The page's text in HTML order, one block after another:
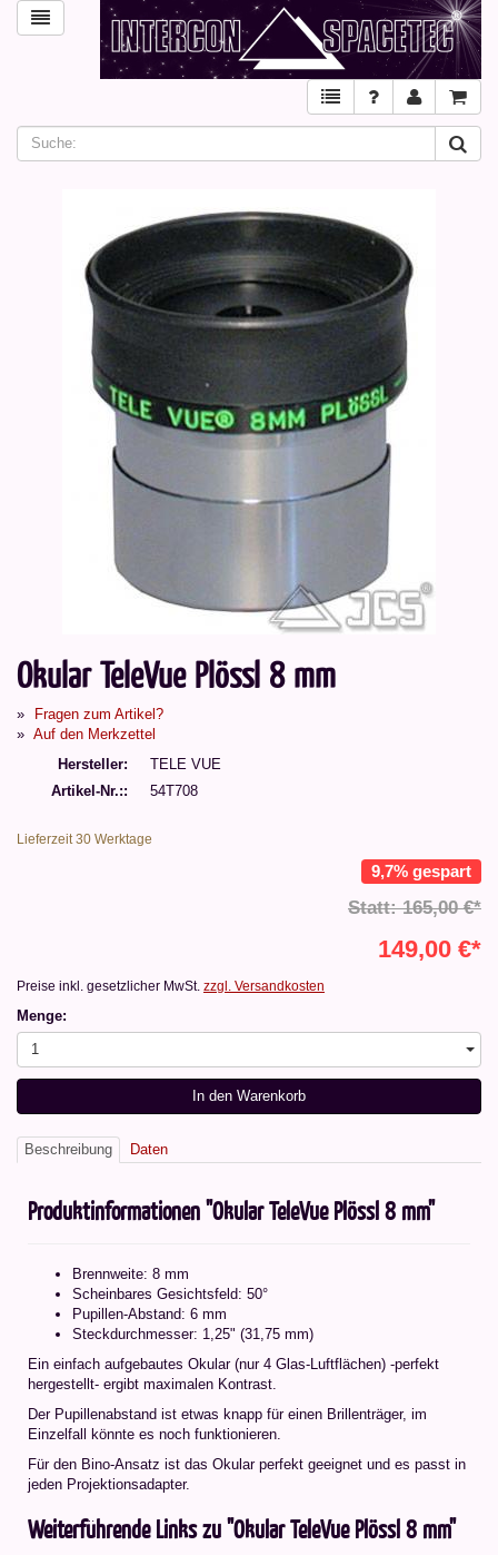
Okular TeleVue Plössl 8 mm
Fragen zum Artikel?
Auf den Merkzettel
Hersteller
TELE VUE
Artikel-Nr.:
54T708
Lieferzeit 30 Werktage
9,7% gespart
Statt: 165,00 €*
149,00 €*
Preise inkl. gesetzlicher MwSt. zzgl. Versandkosten
Menge:
1
In den Warenkorb
Beschreibung Daten
Produktinformationen "Okular TeleVue Plössl 8 mm"
Brennweite: 8 mm
Scheinbares Gesichtsfeld: 50°
Pupillen-Abstand: 6 mm
Steckdurchmesser: 1,25" (31,75 mm)
Ein einfach aufgebautes Okular (nur 4 Glas-Luftflächen) -perfekt
hergestellt- ergibt maximalen Kontrast.
Der Pupillenabstand ist etwas knapp für einen Brillenträger, im
Einzelfall könnte es noch funktionieren.
Für den Bino-Ansatz ist das Okular perfekt geeignet und es passt in
jeden Projektionsadapter.
Weiterführende Links zu "Okular TeleVue Plössl 8 mm"